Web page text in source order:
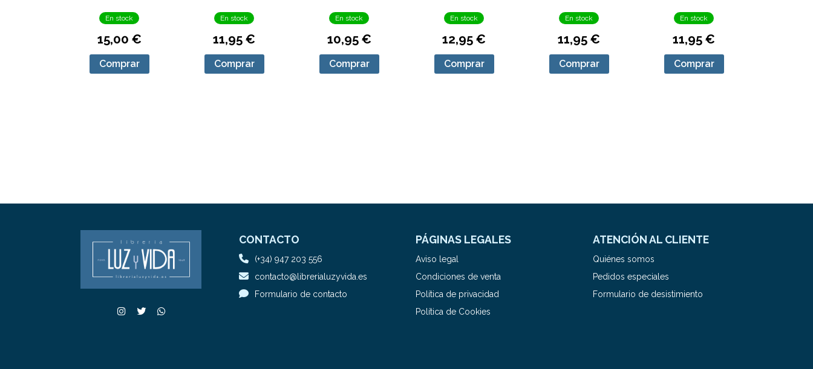
En stock
15,00 €
Comprar
En stock
11,95 €
Comprar
En stock
10,95 €
Comprar
En stock
12,95 €
Comprar
En stock
11,95 €
Comprar
En stock
11,95 €
Comprar
CONTACTO
(+34) 947 203 556
contacto@librerialuzyvida.es
Formulario de contacto
PÁGINAS LEGALES
Aviso legal
Condiciones de venta
Política de privacidad
Política de Cookies
ATENCIÓN AL CLIENTE
Quiénes somos
Pedidos especiales
Formulario de desistimiento